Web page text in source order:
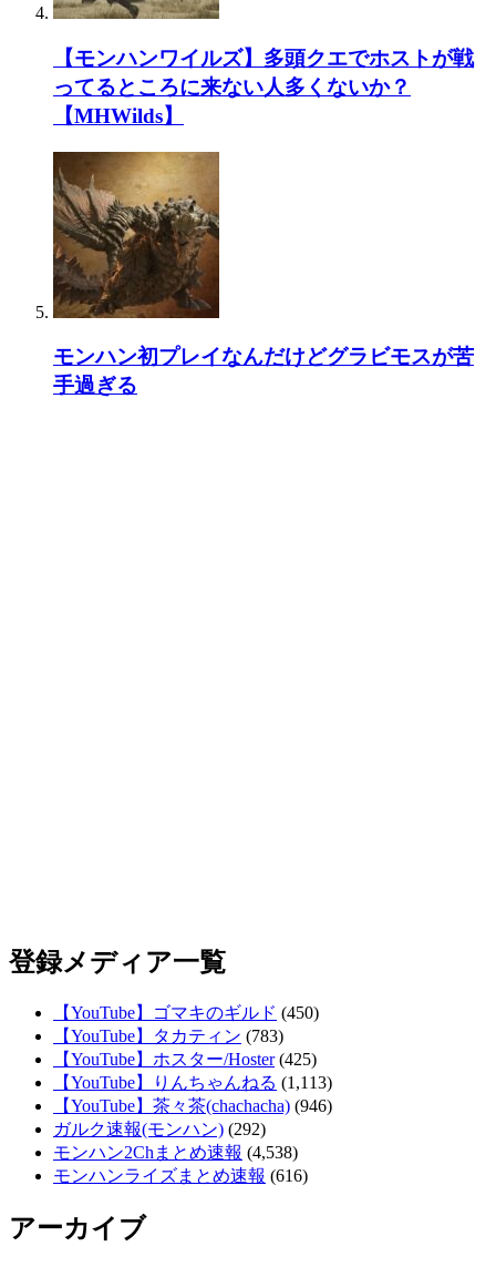
【モンハンワイルズ】多頭クエでホストが戦
ってるところに来ない人多くないか？
【MHWilds】
モンハン初プレイなんだけどグラビモスが苦
手過ぎる
登録メディア一覧
【YouTube】ゴマキのギルド (450)
【YouTube】タカティン (783)
【YouTube】ホスター/Hoster(425)
【YouTube】りんちゃんねる (1,113)
【YouTube】茶々茶(chachacha) (946)
ガルク速報(モンハン) (292)
モンハン2Chまとめ速報 (4,538)
モンハンライズまとめ速報 (616)
アーカイブ